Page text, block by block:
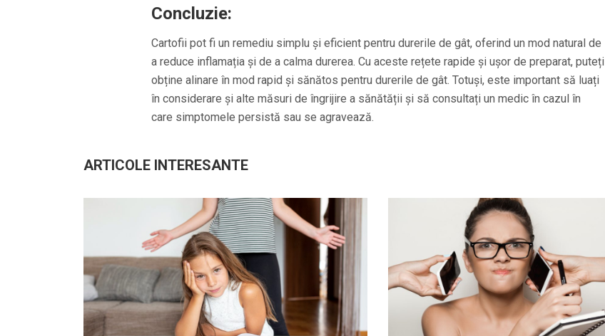
Concluzie:
Cartofii pot fi un remediu simplu și eficient pentru durerile de gât, oferind un mod natural de
a reduce inflamația și de a calma durerea. Cu aceste rețete rapide și ușor de preparat, puteți
obține alinare în mod rapid și sănătos pentru durerile de gât. Totuși, este important să luați
în considerare și alte măsuri de îngrijire a sănătății și să consultați un medic în cazul în
care simptomele persistă sau se agravează.
ARTICOLE INTERESANTE